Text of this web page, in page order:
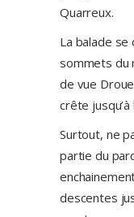
Quarreux.
La balade
sommets du
de vue
crête jusqu’à
Surtout, ne
partie du
descentes